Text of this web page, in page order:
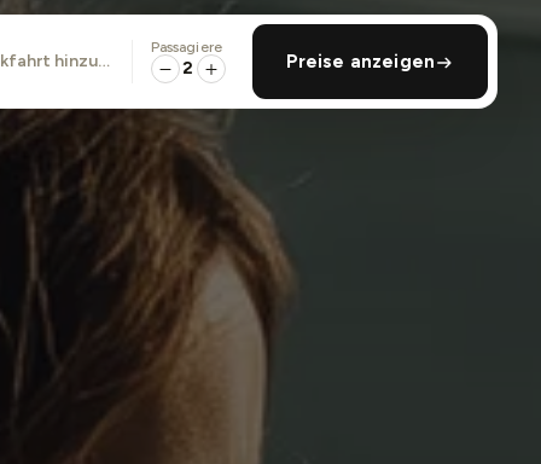
hinzufügen
Passagiere
2 Preise anzeigen